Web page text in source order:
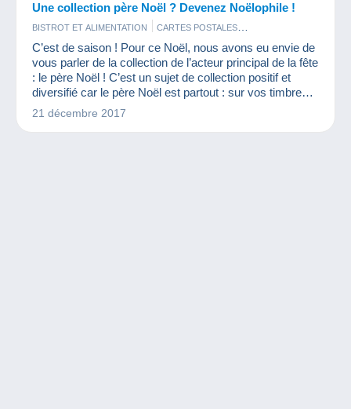
Une collection père Noël ? Devenez Noëlophile !
BISTROT ET ALIMENTATION
CARTES POSTALES
MONNAIES & BILLETS
TIMBRES
C’est de saison ! Pour ce Noël, nous avons eu envie de
vous parler de la collection de l’acteur principal de la fête
: le père Noël ! C’est un sujet de collection positif et
diversifié car le père Noël est partout : sur vos timbres,
vos cartes, en poupées et même sur des objets plus
21 décembre 2017